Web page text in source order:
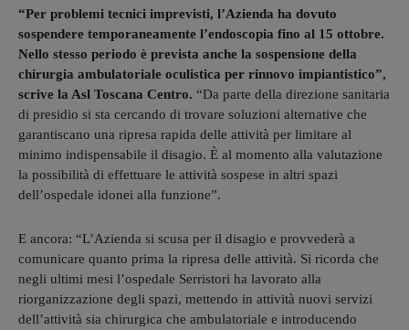
“Per problemi tecnici imprevisti, l’Azienda ha dovuto
sospendere temporaneamente l’endoscopia fino al 15 ottobre.
Nello stesso periodo è prevista anche la sospensione della
chirurgia ambulatoriale oculistica per rinnovo impiantistico”,
scrive la Asl Toscana Centro. “Da parte della direzione sanitaria
di presidio si sta cercando di trovare soluzioni alternative che
garantiscano una ripresa rapida delle attività per limitare al
minimo indispensabile il disagio. È al momento alla valutazione
la possibilità di effettuare le attività sospese in altri spazi
dell’ospedale idonei alla funzione”.
E ancora: “L’Azienda si scusa per il disagio e provvederà a
comunicare quanto prima la ripresa delle attività. Si ricorda che
negli ultimi mesi l’ospedale Serristori ha lavorato alla
riorganizzazione degli spazi, mettendo in attività nuovi servizi
dell’attività sia chirurgica che ambulatoriale e introducendo